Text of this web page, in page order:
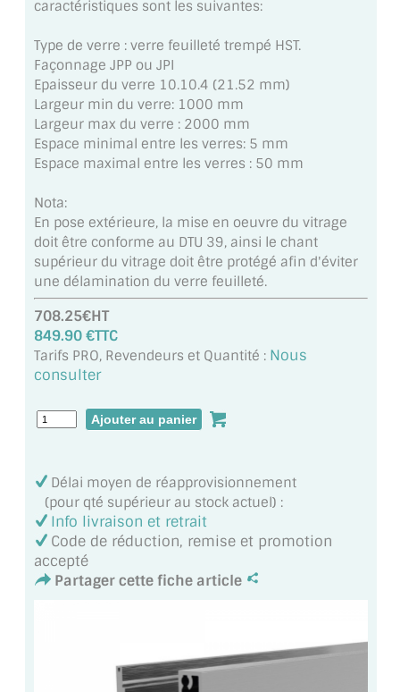
ACCESSOIRES & QUINCAILLERIE
CATALOGUE DE PROFILS ET FIXATION DU
VERRE
LES FIXATIONS POUR MIROIR
LES PROFILS PAROI DE VERRE
VITRINE EN VERRE
CONNECTEURS ET ASSEMBLAGE DE VERRES
LES CHARNIÈRES DE PORTE EN VERRE
BOUTONS ET POIGNÉES
BARRES DE STABILISATION
FIXATION GARDES CORPS
SYSTÈMES PIVOTANTS
SYSTÈMES COULISSANTS
ACCESSOIRES EN PROMOTIONS
caractéristiques sont les suivantes:
Type de verre : verre feuilleté trempé HST.
Façonnage JPP ou JPI
Epaisseur du verre 10.10.4 (21.52 mm)
Largeur min du verre: 1000 mm
Largeur max du verre : 2000 mm
Espace minimal entre les verres: 5 mm
Espace maximal entre les verres : 50 mm
Nota:
En pose extérieure, la mise en oeuvre du vitrage
doit être conforme au DTU 39, ainsi le chant
supérieur du vitrage doit être protégé afin d'éviter
une délamination du verre feuilleté.
708.25€HT
849.90 €TTC
Tarifs PRO, Revendeurs et Quantité : Nous
consulter
Délai moyen de réapprovisionnement
(pour qté supérieur au stock actuel) :
Info livraison et retrait
Code de réduction, remise et promotion
accepté
Partager cette fiche article